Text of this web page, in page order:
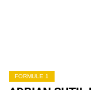
FORMULE 1